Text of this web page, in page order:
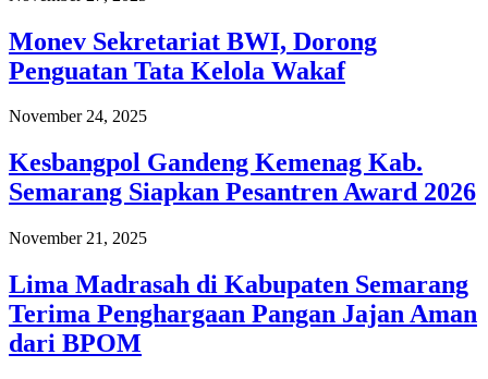
Monev Sekretariat BWI, Dorong
Penguatan Tata Kelola Wakaf
November 24, 2025
Kesbangpol Gandeng Kemenag Kab.
Semarang Siapkan Pesantren Award 2026
November 21, 2025
Lima Madrasah di Kabupaten Semarang
Terima Penghargaan Pangan Jajan Aman
dari BPOM